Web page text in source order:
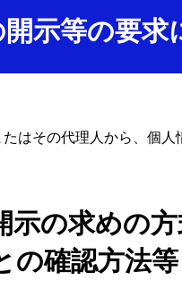
示等の要求
はその代理人から、個人
示の求めの
の確認方法等